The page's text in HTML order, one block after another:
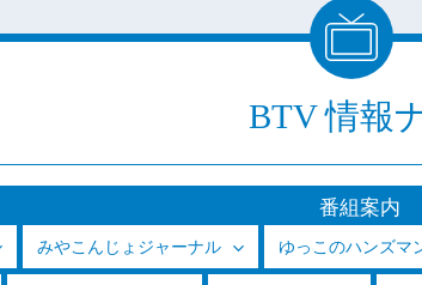
BTV 情報
番組案内
みやこんじょジャーナル ゆっこのハンズマ